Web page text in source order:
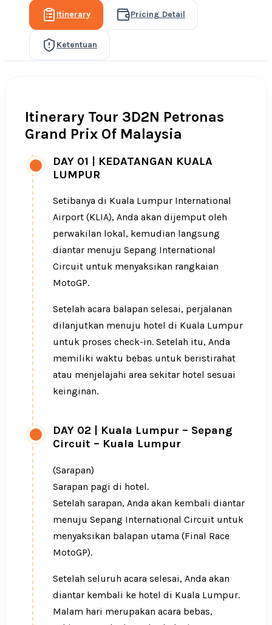
Itinerary Pricing Detail
Ketentuan
Itinerary Tour 3D2N Petronas
Grand Prix Of Malaysia
DAY 01 | KEDATANGAN KUALA
LUMPUR
Setibanya di Kuala Lumpur International
Airport (KLIA), Anda akan dijemput oleh
perwakilan lokal, kemudian langsung
diantar menuju Sepang International
Circuit untuk menyaksikan rangkaian
MotoGP.
Setelah acara balapan selesai, perjalanan
dilanjutkan menuju hotel di Kuala Lumpur
untuk proses check-in. Setelah itu, Anda
memiliki waktu bebas untuk beristirahat
atau menjelajahi area sekitar hotel sesuai
keinginan.
DAY 02
Kuala Lumpur – Sepang
Circuit – Kuala Lumpur
(Sarapan)
Sarapan pagi di hotel.
Setelah sarapan, Anda akan kembali diantar
menuju Sepang International Circuit untuk
menyaksikan balapan utama (Final Race
MotoGP).
Setelah seluruh acara selesai, Anda akan
diantar kembali ke hotel di Kuala Lumpur.
Malam hari merupakan acara bebas,